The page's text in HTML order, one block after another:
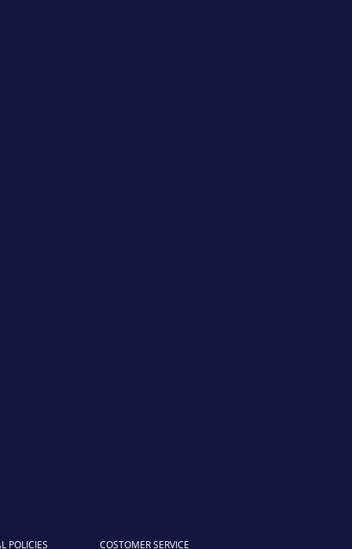
POLICIES COSTOMER SERVICE